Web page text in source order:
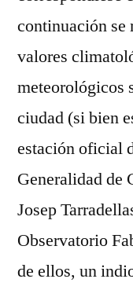
continuación se
valores
meteorológicos
ciudad (si bien
estación oficial
Generalidad de
Josep
Observatorio
de ellos, un